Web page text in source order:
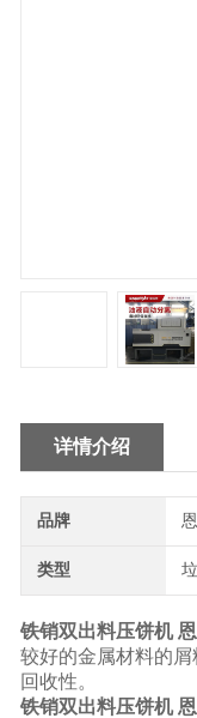
详情介绍
品牌
类型
铁销双出料压饼机
较好的金属材料的
回收性。
铁销双出料压饼机